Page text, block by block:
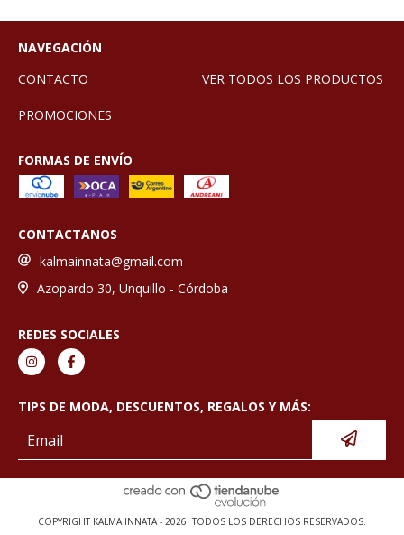
NAVEGACIÓN
CONTACTO
VER TODOS LOS PRODUCTOS
PROMOCIONES
FORMAS DE ENVÍO
CONTACTANOS
kalmainnata@gmail.com
Azopardo 30, Unquillo - Córdoba
REDES SOCIALES
TIPS DE MODA, DESCUENTOS, REGALOS Y MÁS:
COPYRIGHT KALMA INNATA - 2026. TODOS LOS DERECHOS RESERVADOS.